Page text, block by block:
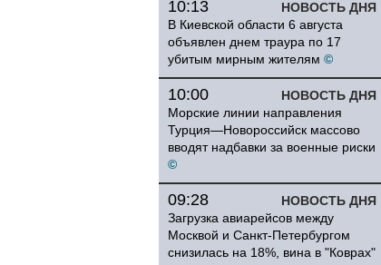
НОВОСТЬ ДНЯ
10:13
В Киевской области 6 августа
объявлен днем траура по 17
убитым мирным жителям ©
НОВОСТЬ ДНЯ
10:00
Морские линии направления
Турция—Новороссийск массово
вводят надбавки за военные риски
©
НОВОСТЬ ДНЯ
09:28
Загрузка авиарейсов между
Москвой и Санкт-Петербургом
снизилась на 18%, вина в "Коврах"